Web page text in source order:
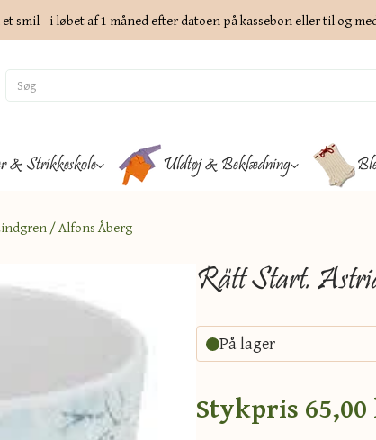
smil - i løbet af 1 måned efter datoen på kassebon eller til og
& Strikkeskole Uldtøj & Beklædning
/ Alfons Åberg
Rätt Start.
På lager
Stykpris